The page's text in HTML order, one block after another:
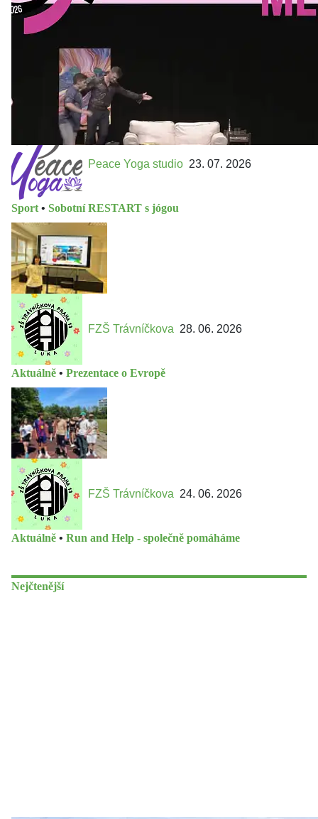
října 2026 Vstupenky již v prodeji na GOOUT -
https://divadelnimlyn.cz/vstupenky Představ si čtyři dny
Peace Yoga studio 23. 07. 2026
Sport • Sobotní RESTART s jógou
FZŠ Trávníčkova 28. 06. 2026
Aktuálně • Prezentace o Evropě
FZŠ Trávníčkova 24. 06. 2026
Aktuálně • Run and Help - společně pomáháme
Nejčtenější